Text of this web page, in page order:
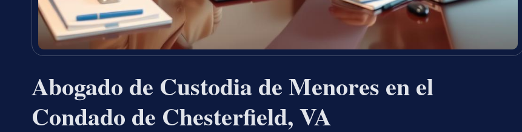
Abogado de Custodia de Menores en el
Condado de Chesterfield, VA